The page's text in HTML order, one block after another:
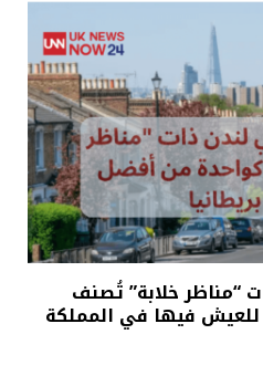
“مناظر خلابة” تُصنف
فيها في المملكة